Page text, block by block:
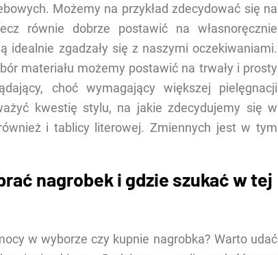
Możemy na przykład zdecydować się na
równie dobrze postawić na własnoręcznie
idealnie zgadzały się z naszymi oczekiwaniami.
materiału możemy postawić na trwały i prosty
choć wymagający większej pielęgnacji
kwestię stylu, na jakie zdecydujemy się w
i tablicy literowej. Zmiennych jest w tym
nagrobek i gdzie szukać w tej
w wyborze czy kupnie nagrobka? Warto udać